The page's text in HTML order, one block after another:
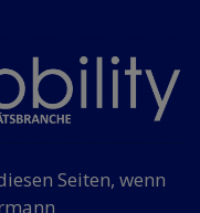
Seiten, wenn